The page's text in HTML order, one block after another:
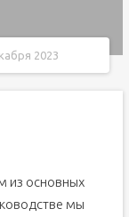
2023
из основных
мы